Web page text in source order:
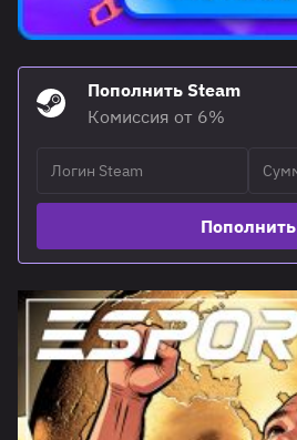
Пополнить Steam
Комиссия от 6%
Пополнить